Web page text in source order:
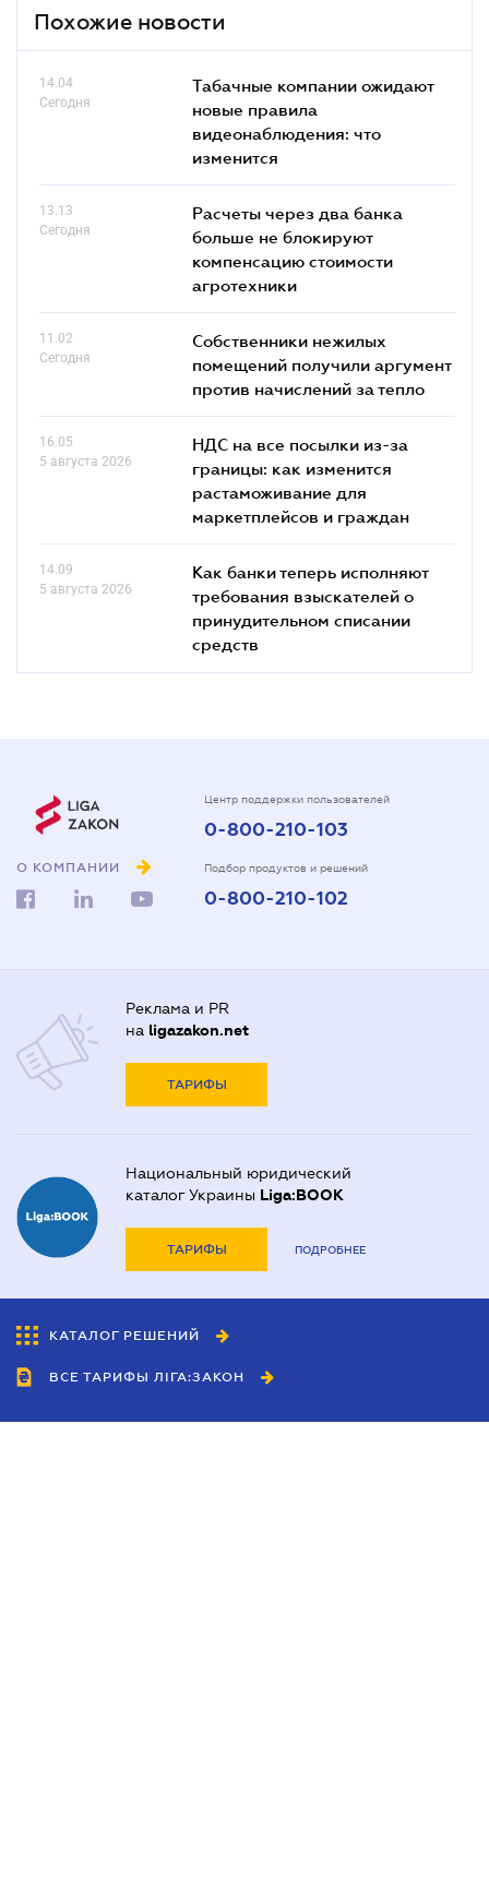
Похожие новости
14.04
Сегодня
Табачные компании ожидают
новые правила
видеонаблюдения: что
изменится
13.13
Сегодня
Расчеты через два банка
больше не блокируют
компенсацию стоимости
агротехники
11.02
Сегодня
Собственники нежилых
помещений получили аргумент
против начислений за тепло
16.05
5 августа 2026
НДС на все посылки из-за
границы: как изменится
растаможивание для
маркетплейсов и граждан
14.09
5 августа 2026
Как банки теперь исполняют
требования взыскателей о
принудительном списании
средств
О КОМПАНИИ
Центр поддержки пользователей
0-800-210-103
Подбор продуктов и решений
0-800-210-102
Реклама и PR
на ligazakon.net
ТАРИФЫ
Национальный юридический
каталог Украины Liga:BOOK
ТАРИФЫ ПОДРОБНЕЕ
КАТАЛОГ РЕШЕНИЙ
ВСЕ ТАРИФЫ ЛІГА:ЗАКОН